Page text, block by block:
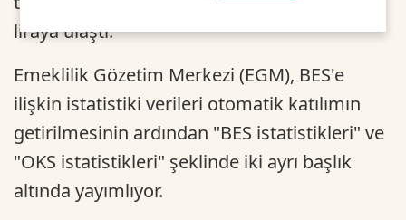
liraya ulaştı.
Emeklilik Gözetim Merkezi (EGM), BES'e
ilişkin istatistiki verileri otomatik katılımın
getirilmesinin ardından "BES istatistikleri" ve
"OKS istatistikleri" şeklinde iki ayrı başlık
altında yayımlıyor.